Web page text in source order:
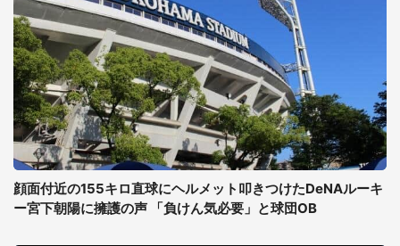
顔面付近の155キロ直球にヘルメット叩きつけたDeNAルーキ
ー宮下朝陽に擁護の声 「負けん気必要」と球団OB